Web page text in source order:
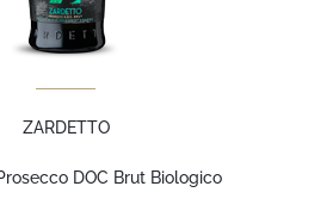
ZARDETTO
DOC Brut Biologico